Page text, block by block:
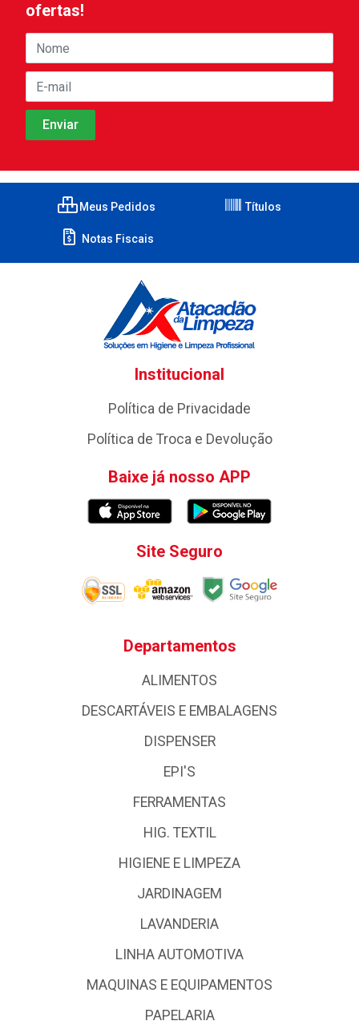
ofertas!
Meus Pedidos Títulos
Notas Fiscais
Institucional
Política de Privacidade
Política de Troca e Devolução
Baixe já nosso APP
Site Seguro
Departamentos
ALIMENTOS
DESCARTÁVEIS E EMBALAGENS
DISPENSER
EPI'S
FERRAMENTAS
HIG. TEXTIL
HIGIENE E LIMPEZA
JARDINAGEM
LAVANDERIA
LINHA AUTOMOTIVA
MAQUINAS E EQUIPAMENTOS
PAPELARIA